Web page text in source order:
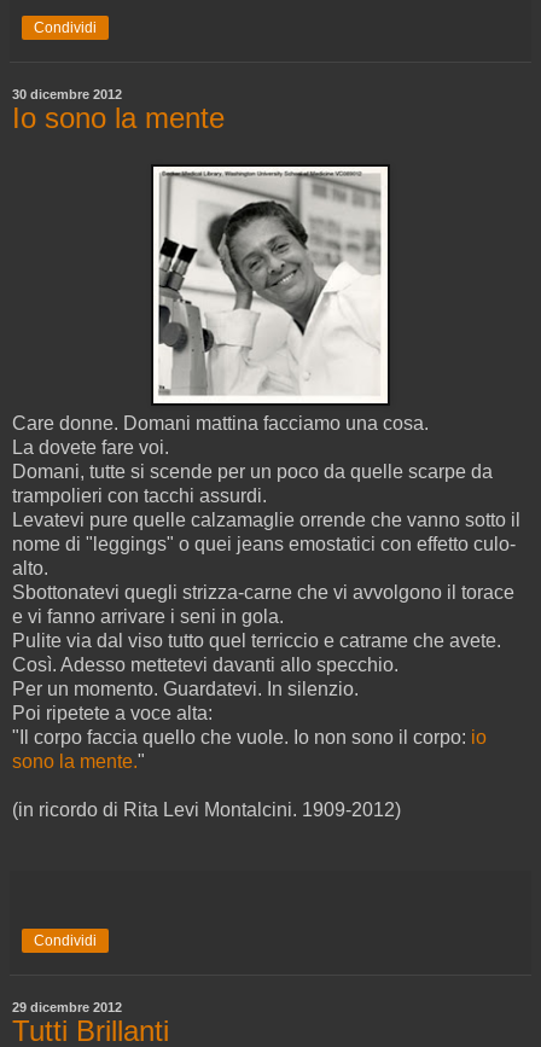
Condividi
30 dicembre 2012
Io sono la mente
Care donne. Domani mattina facciamo una cosa.
La dovete fare voi.
Domani, tutte si scende per un poco da quelle scarpe da
trampolieri con tacchi assurdi.
Levatevi pure quelle calzamaglie orrende che vanno sotto il
nome di "leggings" o quei jeans emostatici con effetto culo-
alto.
Sbottonatevi quegli strizza-carne che vi avvolgono il torace
e vi fanno arrivare i seni in gola.
Pulite via dal viso tutto quel terriccio e catrame che avete.
Così. Adesso mettetevi davanti allo specchio.
Per un momento. Guardatevi. In silenzio.
Poi ripetete a voce alta:
"Il corpo faccia quello che vuole. Io non sono il corpo: io
sono la mente."
(in ricordo di Rita Levi Montalcini. 1909-2012)
Condividi
29 dicembre 2012
Tutti Brillanti